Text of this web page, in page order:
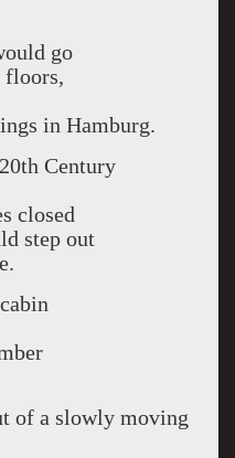
go
floors,
in Hamburg.
Century
closed
step out
of a slowly moving